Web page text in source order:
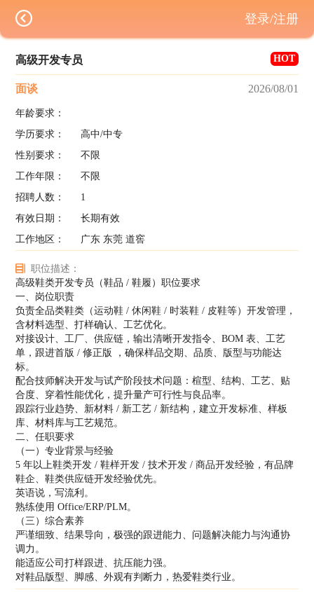
高级开发专员 HOT
面谈 2026/08/01
年龄要求：
学历要求：
高中/中专
性别要求：
不限
工作年限：
不限
招聘人数：
1
有效日期：
长期有效
工作地区：
广东 东莞 道窖
职位描述：
高级鞋类开发专员（鞋品 / 鞋履）职位要求
一、岗位职责
负责全品类鞋类（运动鞋 / 休闲鞋 / 时装鞋 / 皮鞋等）开发管理，
含材料选型、打样确认、工艺优化。
对接设计、工厂、供应链，输出清晰开发指令、BOM 表、工艺
单，跟进首版 / 修正版 ，确保样品交期、品质、版型与功能达
标。
配合技师解决开发与试产阶段技术问题：楦型、结构、工艺、贴
合度、穿着性能优化，提升量产可行性与良品率。
跟踪行业趋势、新材料 / 新工艺 / 新结构，建立开发标准、样板
库、材料库与工艺规范。
二、任职要求
（一）专业背景与经验
5 年以上鞋类开发 / 鞋样开发 / 技术开发 / 商品开发经验，有品牌
鞋企、鞋类供应链开发经验优先。
英语说，写流利。
熟练使用 Office/ERP/PLM。
（三）综合素养
严谨细致、结果导向，极强的跟进能力、问题解决能力与沟通协
调力。
能适应公司打样跟进、抗压能力强。
对鞋品版型、脚感、外观有判断力，热爱鞋类行业。
登录/注册